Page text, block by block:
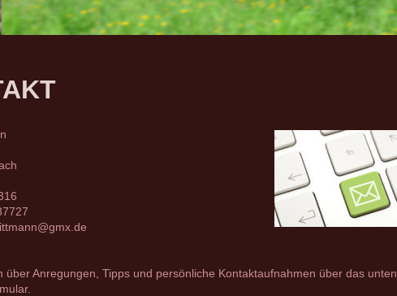
über Anregungen, Tipps und persönliche Kontaktaufnahmen über das unten